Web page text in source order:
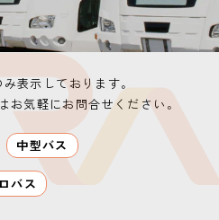
表示しております。
お気軽にお問合せください。
中型バス
バス